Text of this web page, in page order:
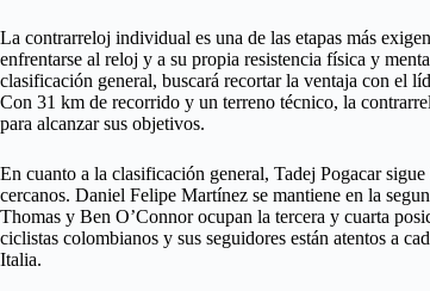
La contrarreloj individual es una de las etapas más
enfrentarse al reloj y a su propia resistencia física y
clasificación general, buscará recortar la ventaja con el
Con 31 km de recorrido y un terreno técnico, la
para alcanzar sus objetivos.
En cuanto a la clasificación general, Tadej Pogacar
cercanos. Daniel Felipe Martínez se mantiene en la
Thomas y Ben O’Connor ocupan la tercera y cuarta
ciclistas colombianos y sus seguidores están atentos a
Italia.